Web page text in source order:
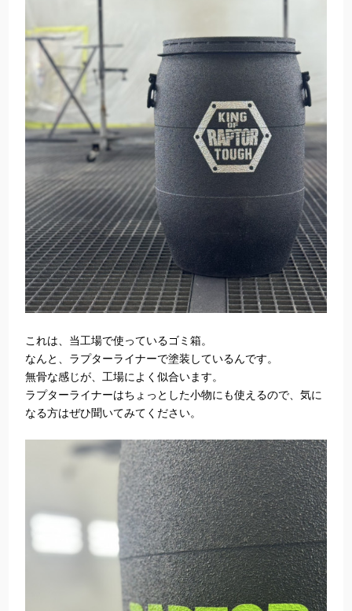
これは、当工場で使っているゴミ箱。
なんと、ラプターライナーで塗装しているんです。
無骨な感じが、工場によく似合います。
ラプターライナーはちょっとした小物にも使えるので、気に
なる方はぜひ聞いてみてください。